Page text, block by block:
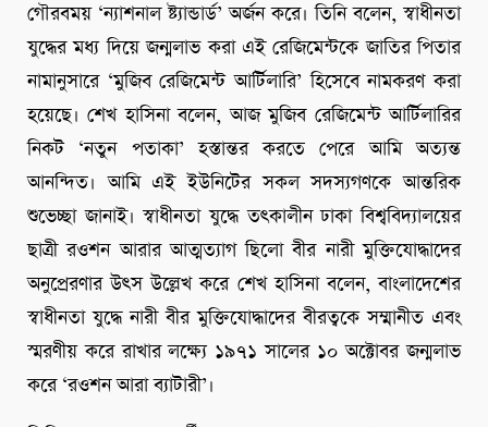
গৌরবময় ‘ন্যাশনাল ষ্ট্যান্ডার্ড’ অর্জন করে। তিনি বলেন, স্বাধীনতা
যুদ্ধের মধ্য দিয়ে জন্মলাভ করা এই রেজিমেন্টকে জাতির পিতার
নামানুসারে ‘মুজিব রেজিমেন্ট আর্টিলারি’ হিসেবে নামকরণ করা
হয়েছে। শেখ হাসিনা বলেন, আজ মুজিব রেজিমেন্ট আর্টিলারির
নিকট ‘নতুন পতাকা’ হস্তান্তর করতে পেরে আমি অত্যন্ত
আনন্দিত। আমি এই ইউনিটের সকল সদস্যগণকে আন্তরিক
শুভেচ্ছা জানাই। স্বাধীনতা যুদ্ধে তৎকালীন ঢাকা বিশ্ববিদ্যালয়ের
ছাত্রী রওশন আরার আত্মত্যাগ ছিলো বীর নারী মুক্তিযোদ্ধাদের
অনুপ্রেরণার উৎস উল্লেখ করে শেখ হাসিনা বলেন, বাংলাদেশের
স্বাধীনতা যুদ্ধে নারী বীর মুক্তিযোদ্ধাদের বীরত্বকে সম্মানীত এবং
স্মরণীয় করে রাখার লক্ষ্যে ১৯৭১ সালের ১০ অক্টোবর জন্মলাভ
করে ‘রওশন আরা ব্যাটারী’।